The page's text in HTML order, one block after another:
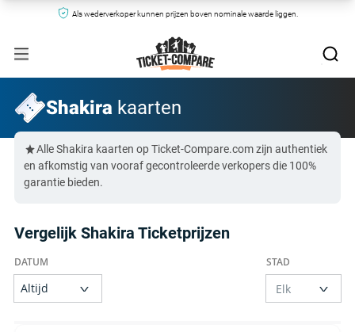
Als wederverkoper kunnen prijzen boven nominale waarde liggen.
Shakira kaarten
Alle Shakira kaarten op Ticket-Compare.com zijn authentiek
en afkomstig van vooraf gecontroleerde verkopers die 100%
garantie bieden.
Vergelijk Shakira Ticketprijzen